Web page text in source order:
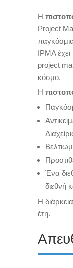
Η
Project
IPMA
project
κόσμο.
Η
Ένα
διεθνή
Η
έτη.